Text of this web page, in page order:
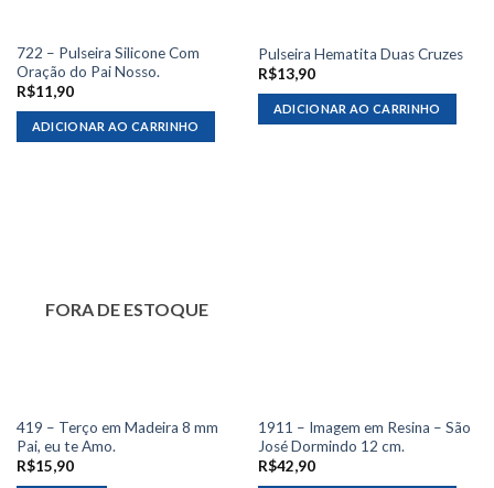
722 – Pulseira Silicone Com
Oração do Pai Nosso.
R$11,90
ADICIONAR AO CARRINHO
Pulseira Hematita Duas Cruzes
R$13,90
ADICIONAR AO CARRINHO
FORA DE ESTOQUE
419 – Terço em Madeira 8 mm
Pai, eu te Amo.
R$15,90
1911 – Imagem em Resina – São
José Dormindo 12 cm.
R$42,90